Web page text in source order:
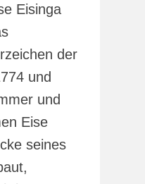
Eisinga
der
und
und
Eise
seines